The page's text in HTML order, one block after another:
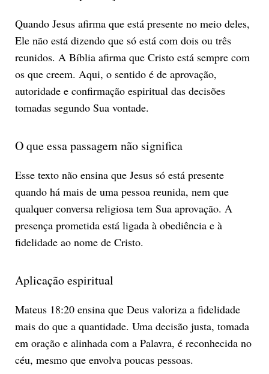
Quando Jesus afirma que está presente no meio deles,
Ele não está dizendo que só está com dois ou três
reunidos. A Bíblia afirma que Cristo está sempre com
os que creem. Aqui, o sentido é de aprovação,
autoridade e confirmação espiritual das decisões
tomadas segundo Sua vontade.
O que essa passagem não significa
Esse texto não ensina que Jesus só está presente
quando há mais de uma pessoa reunida, nem que
qualquer conversa religiosa tem Sua aprovação. A
presença prometida está ligada à obediência e à
fidelidade ao nome de Cristo.
Aplicação espiritual
Mateus 18:20 ensina que Deus valoriza a fidelidade
mais do que a quantidade. Uma decisão justa, tomada
em oração e alinhada com a Palavra, é reconhecida no
céu, mesmo que envolva poucas pessoas.